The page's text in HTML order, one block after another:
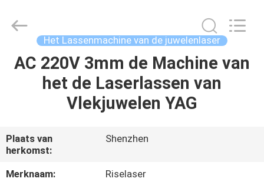
HUIS
PRODUCTEN
VR-
SHOW
Technology
Reserved.
Het Lassenmachine van de juwelenlaser
AC 220V 3mm de Machine van
het de Laserlassen van
Vlekjuwelen YAG
Plaats van
herkomst:
Shenzhen
Merknaam:
Riselaser